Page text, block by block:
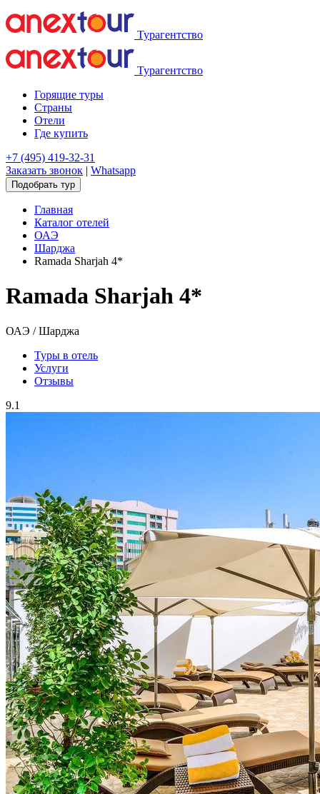
Турагентство
Турагентство
Горящие туры
Страны
Отели
Где купить
+7 (495) 419-32-31
Заказать звонок | Whatsapp
Подобрать тур
Главная
Каталог отелей
ОАЭ
Шарджа
Ramada Sharjah 4*
Ramada Sharjah 4*
ОАЭ / Шарджа
Туры в отель
Услуги
Отзывы
9.1